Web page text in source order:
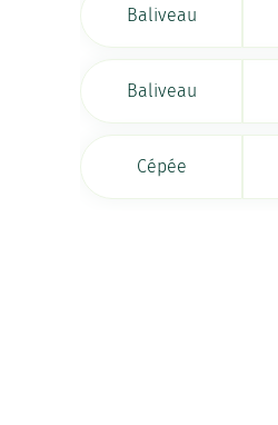
Baliveau
Baliveau
Cépée